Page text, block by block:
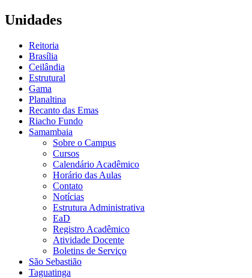
Unidades
Reitoria
Brasília
Ceilândia
Estrutural
Gama
Planaltina
Recanto das Emas
Riacho Fundo
Samambaia
Sobre o Campus
Cursos
Calendário Acadêmico
Horário das Aulas
Contato
Notícias
Estrutura Administrativa
EaD
Registro Acadêmico
Atividade Docente
Boletins de Serviço
São Sebastião
Taguatinga